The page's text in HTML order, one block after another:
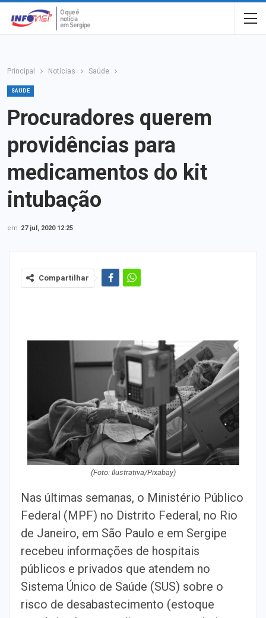
Principal Notícias Saúde
SAÚDE
Procuradores querem
providências para
medicamentos do kit
intubação
em 27 jul, 2020 12:25
Compartilhar
(Foto: Ilustrativa/Pixabay)
Nas últimas semanas, o Ministério Público
Federal (MPF) no Distrito Federal, no Rio
de Janeiro, em São Paulo e em Sergipe
recebeu informações de hospitais
públicos e privados que atendem no
Sistema Único de Saúde (SUS) sobre o
risco de desabastecimento (estoque